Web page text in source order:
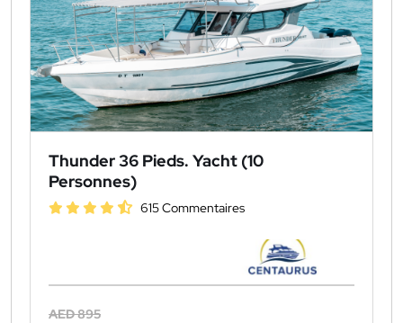
Thunder 36 Pieds. Yacht (10
Personnes)
615 Commentaires
AED 895